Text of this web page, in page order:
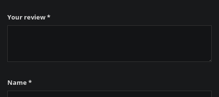
Your review*
Name *